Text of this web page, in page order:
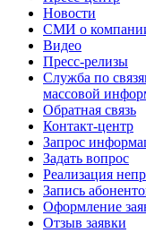
Новости
СМИ о
Видео
Пресс-релизы
Служба по
массовой
Обратная связь
Контакт-центр
Запрос
Задать вопрос
Реализация
Запись
Оформление
Отзыв заявки